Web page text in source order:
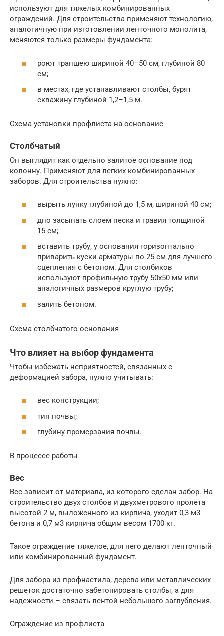
используют для тяжелых комбинированных
ограждений. Для строительства применяют технологию,
аналогичную при изготовлении ленточного монолита,
меняются только размеры фундамента:
роют траншею шириной 40–50 см, глубиной 80
см;
в местах, где устанавливают столбы, бурят
скважину глубиной 1,2–1,5 м.
Схема установки профлиста на основание
Столбчатый
Он выглядит как отдельно залитое основание под
колонну. Применяют для легких комбинированных
заборов. Для строительства нужно:
вырыть лунку глубиной до 1,5 м, шириной 40 см;
дно засыпать слоем песка и гравия толщиной
15 см;
вставить трубу, у основания горизонтально
приварить куски арматуры по 25 см для лучшего
сцепления с бетоном. Для столбиков
используют профильную трубу 50х50 мм или
аналогичных размеров круглую трубу;
залить бетоном.
Схема столбчатого основания
Что влияет на выбор фундамента
Чтобы избежать неприятностей, связанных с
деформацией забора, нужно учитывать:
вес конструкции;
тип почвы;
глубину промерзания почвы.
В процессе работы
Вес
Вес зависит от материала, из которого сделан забор. На
строительство двух столбов и двухметрового пролета
высотой 2 м, выложенного из кирпича, уходит 0,3 м3
бетона и 0,7 м3 кирпича общим весом 1700 кг.
Такое ограждение тяжелое, для него делают ленточный
или комбинированный фундамент.
Для забора из профнастила, дерева или металлических
решеток достаточно забетонировать столбы, а для
надежности – связать лентой небольшого заглубления.
Ограждение из профлиста